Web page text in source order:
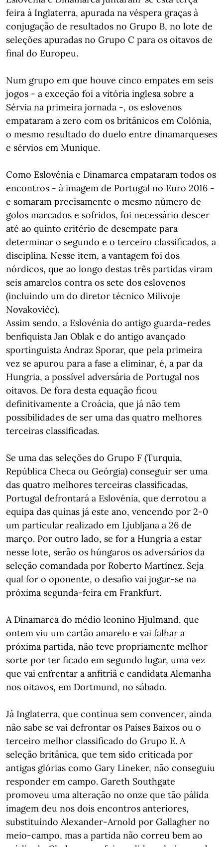
feira à Inglaterra, apurada na véspera graças à
conjugação de resultados no Grupo B, no lote de
seleções apuradas no Grupo C para os oitavos de
final do Europeu.
Num grupo em que houve cinco empates em seis
jogos - a exceção foi a vitória inglesa sobre a
Sérvia na primeira jornada -, os eslovenos
empataram a zero com os britânicos em Colónia,
o mesmo resultado do duelo entre dinamarqueses
e sérvios em Munique.
Como Eslovénia e Dinamarca empataram todos os
encontros - à imagem de Portugal no Euro 2016 -
e somaram precisamente o mesmo número de
golos marcados e sofridos, foi necessário descer
até ao quinto critério de desempate para
determinar o segundo e o terceiro classificados, a
disciplina. Nesse item, a vantagem foi dos
nórdicos, que ao longo destas três partidas viram
seis amarelos contra os sete dos eslovenos
(incluindo um do diretor técnico Milivoje
Novakovićc).
Assim sendo, a Eslovénia do antigo guarda-redes
benfiquista Jan Oblak e do antigo avançado
sportinguista Andraz Sporar, que pela primeira
vez se apurou para a fase a eliminar, é, a par da
Hungria, a possível adversária de Portugal nos
oitavos. De fora desta equação ficou
definitivamente a Croácia, que já não tem
possibilidades de ser uma das quatro melhores
terceiras classificadas.
Se uma das seleções do Grupo F (Turquia,
República Checa ou Geórgia) conseguir ser uma
das quatro melhores terceiras classificadas,
Portugal defrontará a Eslovénia, que derrotou a
equipa das quinas já este ano, vencendo por 2-0
um particular realizado em Ljubljana a 26 de
março. Por outro lado, se for a Hungria a estar
nesse lote, serão os húngaros os adversários da
seleção comandada por Roberto Martínez. Seja
qual for o oponente, o desafio vai jogar-se na
próxima segunda-feira em Frankfurt.
A Dinamarca do médio leonino Hjulmand, que
ontem viu um cartão amarelo e vai falhar a
próxima partida, não teve propriamente melhor
sorte por ter ficado em segundo lugar, uma vez
que vai enfrentar a anfitriã e candidata Alemanha
nos oitavos, em Dortmund, no sábado.
Já Inglaterra, que continua sem convencer, ainda
não sabe se vai defrontar os Países Baixos ou o
terceiro melhor classificado do Grupo E. A
seleção britânica, que tem sido criticada por
antigas glórias como Gary Lineker, não conseguiu
responder em campo. Gareth Southgate
promoveu uma alteração no onze que tão pálida
imagem deu nos dois encontros anteriores,
substituindo Alexander-Arnold por Gallagher no
meio-campo, mas a partida não correu bem ao